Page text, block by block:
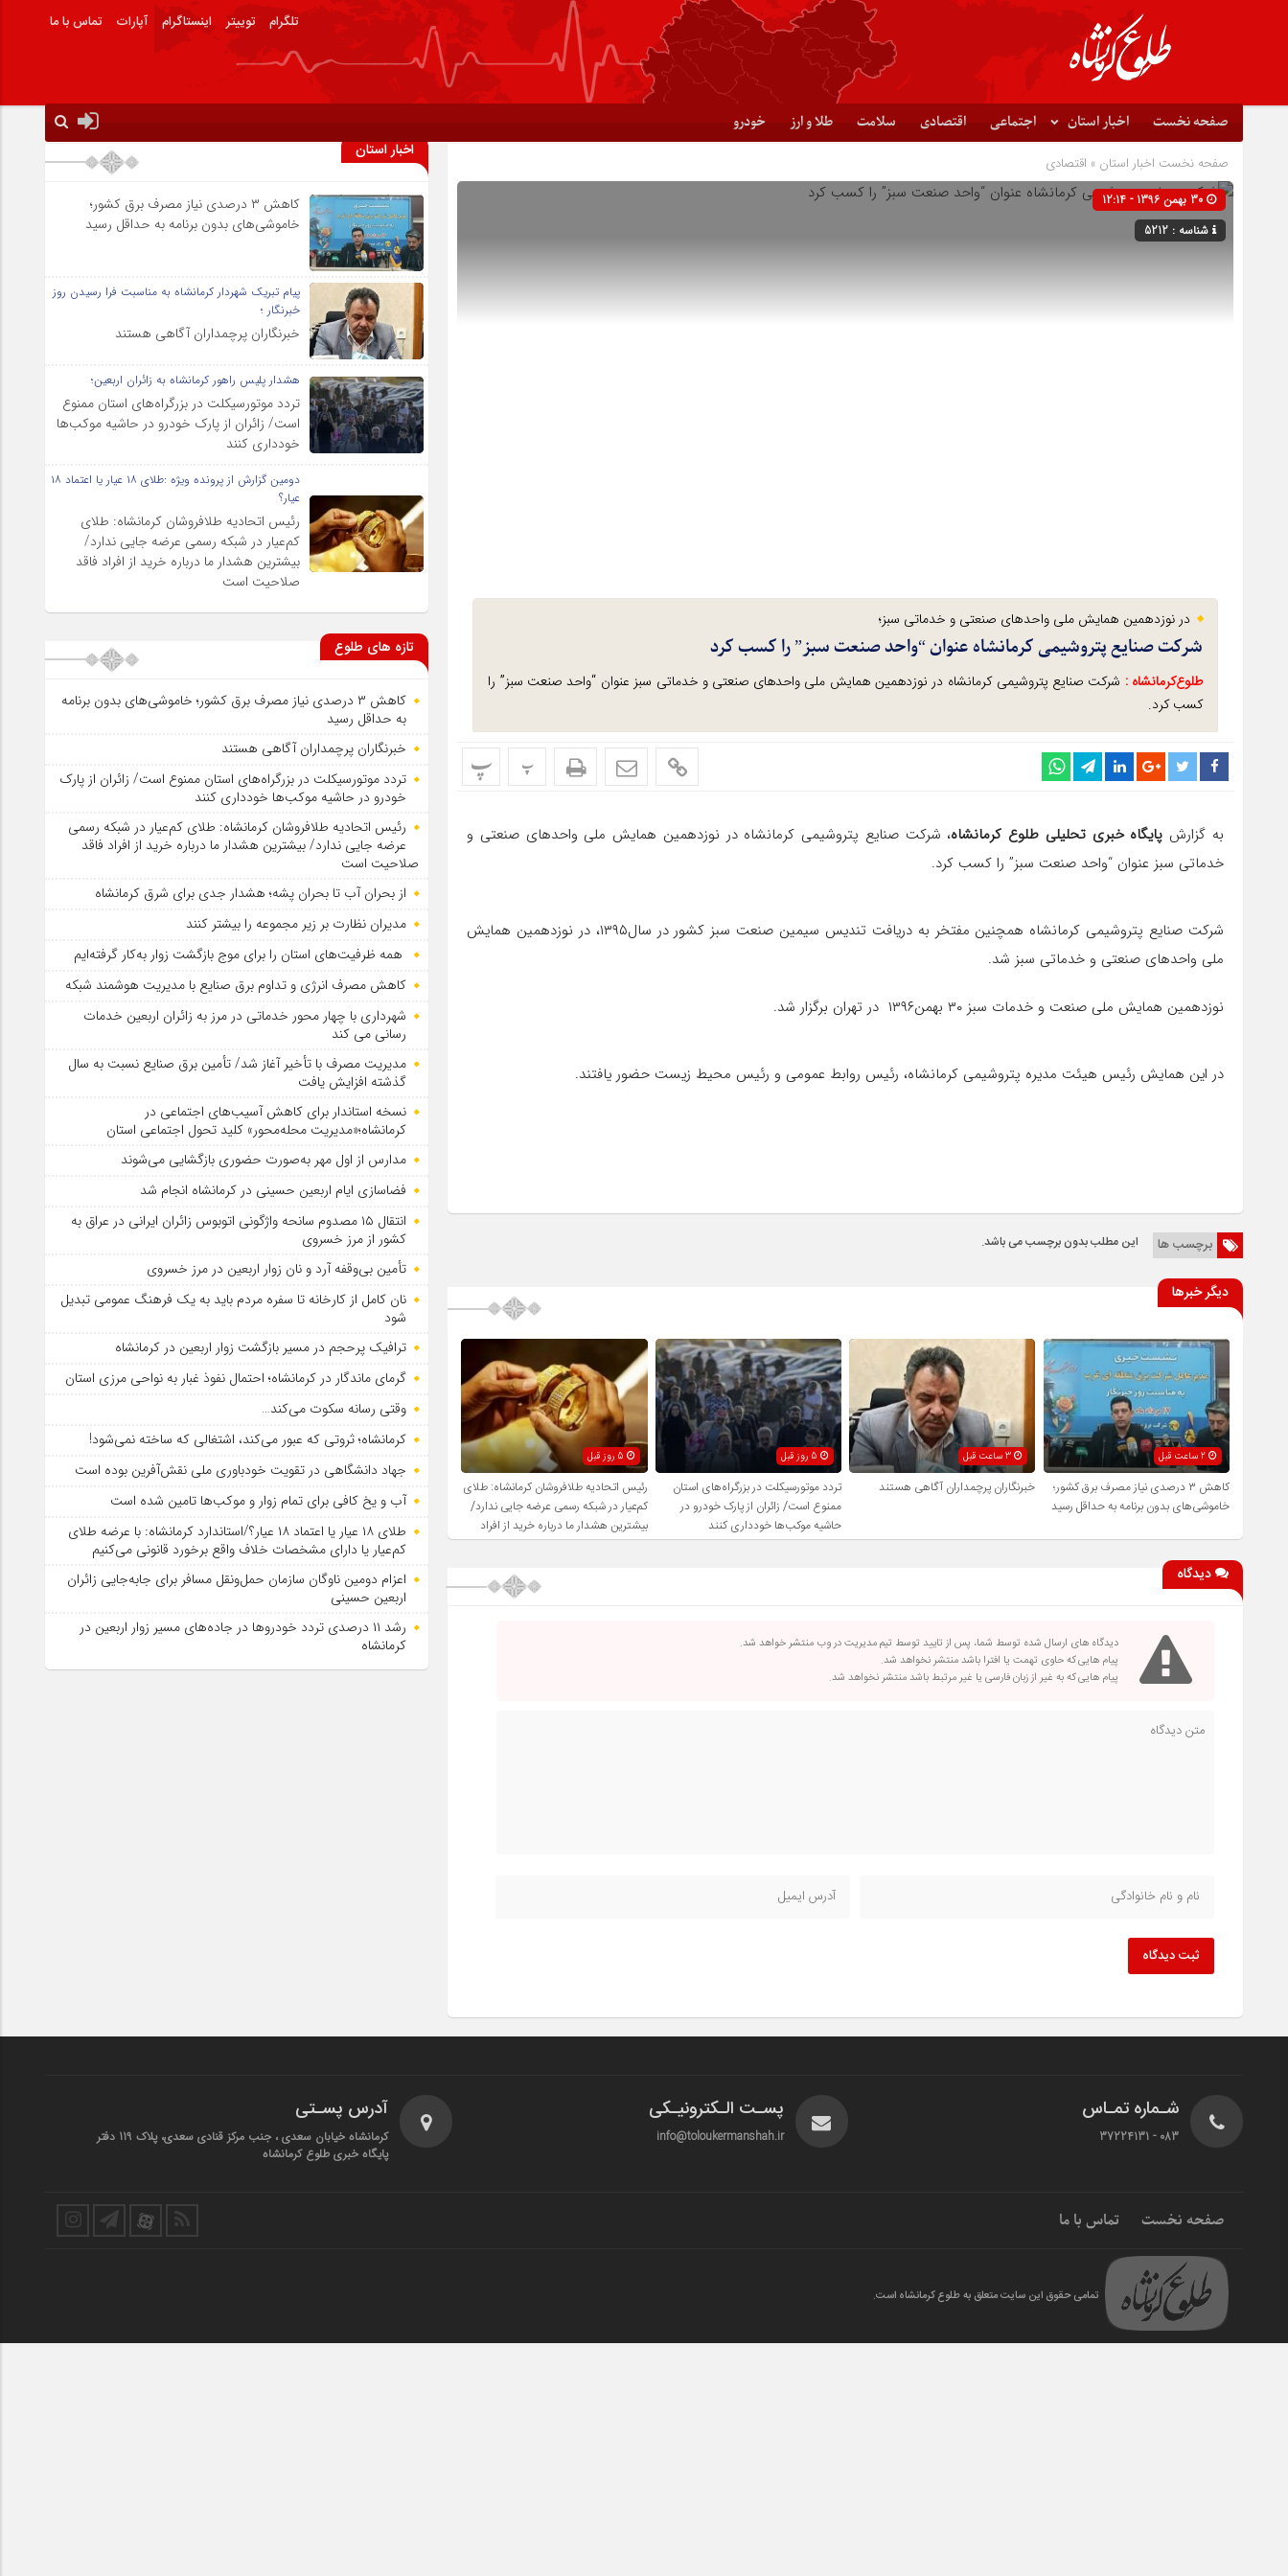
تلگرام توییتر اینستاگرام آپارات تماس با ما
صفحه نخست اخبار استان اجتماعی اقتصادی سلامت طلا و ارز خودرو
صفحه نخست اخبار استان » اقتصادی
شناسه : 5212
در نوزدهمین همایش ملی واحدهای صنعتی و خدماتی سبز؛
شرکت صنایع پتروشیمی کرمانشاه عنوان “واحد صنعت سبز” را کسب کرد
طلوع‌‌کرمانشاه : شرکت صنایع پتروشیمی کرمانشاه در نوزدهمین همایش ملی واحدهای صنعتی و خدماتی سبز عنوان “واحد صنعت سبز” را
کسب کرد.
پ پ
به گزارش پایگاه خبری تحلیلی طلوع کرمانشاه، شرکت صنایع پتروشیمی کرمانشاه در نوزدهمین همایش ملی واحدهای صنعتی و
خدماتی سبز عنوان “واحد صنعت سبز” را کسب کرد.
شرکت صنایع پتروشیمی کرمانشاه همچنین مفتخر به دریافت تندیس سیمین صنعت سبز کشور در سال۱۳۹۵، در نوزدهمین همایش
ملی واحدهای صنعتی و خدماتی سبز شد.
نوزدهمین همایش ملی صنعت و خدمات سبز ۳۰ بهمن۱۳۹۶ در تهران برگزار شد.
در این همایش رئیس هیئت مدیره پتروشیمی کرمانشاه، رئیس روابط عمومی و رئیس محیط زیست حضور یافتند.
برچسب ها این مطلب بدون برچسب می باشد.
دیگر خبرها
2 ساعت قبل
کاهش ۳ درصدی نیاز مصرف برق کشور؛
خاموشی‌های بدون برنامه به حداقل رسید
3 ساعت قبل
خبرنگاران پرچمداران آگاهی هستند
تردد موتورسیکلت در بزرگراه‌های استان
ممنوع است/ زائران از پارک خودرو در
حاشیه موکب‌ها خودداری کنند
رئیس اتحادیه طلافروشان کرمانشاه: طلای
کم‌عیار در شبکه رسمی عرضه جایی ندارد/
بیشترین هشدار ما درباره خرید از افراد
فاقد صلاحیت است
دیدگاه
دیدگاه های ارسال شده توسط شما، پس از تایید توسط تیم مدیریت در وب منتشر خواهد شد.
پیام هایی که حاوی تهمت یا افترا باشد منتشر نخواهد شد.
پیام هایی که به غیر از زبان فارسی یا غیر مرتبط باشد منتشر نخواهد شد.
ثبت دیدگاه
اخبار استان
کاهش ۳ درصدی نیاز مصرف برق کشور؛
خاموشی‌های بدون برنامه به حداقل رسید
پیام تبریک شهردار کرمانشاه به مناسبت فرا رسیدن روز
خبرنگار ؛
خبرنگاران پرچمداران آگاهی هستند
هشدار پلیس راهور کرمانشاه به زائران اربعین؛
تردد موتورسیکلت در بزرگراه‌های استان ممنوع
است/ زائران از پارک خودرو در حاشیه موکب‌ها
خودداری کنند
دومین گزارش از پرونده ویژه :طلای ۱۸ عیار یا اعتماد ۱۸
عیار؟
رئیس اتحادیه طلافروشان کرمانشاه: طلای
کم‌عیار در شبکه رسمی عرضه جایی ندارد/
بیشترین هشدار ما درباره خرید از افراد فاقد
صلاحیت است
تازه های طلوع
کاهش ۳ درصدی نیاز مصرف برق کشور؛ خاموشی‌های بدون برنامه
به حداقل رسید
خبرنگاران پرچمداران آگاهی هستند
تردد موتورسیکلت در بزرگراه‌های استان ممنوع است/ زائران از پارک
خودرو در حاشیه موکب‌ها خودداری کنند
رئیس اتحادیه طلافروشان کرمانشاه: طلای کم‌عیار در شبکه رسمی
عرضه جایی ندارد/ بیشترین هشدار ما درباره خرید از افراد فاقد
صلاحیت است
از بحران آب تا بحران پشه؛ هشدار جدی برای شرق کرمانشاه
مدیران نظارت بر زیر مجموعه را بیشتر کنند
همه ظرفیت‌های استان را برای موج بازگشت زوار به‌کار گرفته‌ایم
کاهش مصرف انرژی و تداوم برق صنایع با مدیریت هوشمند شبکه
شهرداری با چهار محور خدماتی در مرز به زائران اربعین خدمات
رسانی می کند
مدیریت مصرف با تأخیر آغاز شد/ تأمین برق صنایع نسبت به سال
گذشته افزایش یافت
نسخه استاندار برای کاهش آسیب‌های اجتماعی در
کرمانشاه؛«مدیریت محله‌محور» کلید تحول اجتماعی استان
مدارس از اول مهر به‌صورت حضوری بازگشایی می‌شوند
فضاسازی ایام اربعین حسینی در کرمانشاه انجام شد
انتقال ۱۵ مصدوم سانحه واژگونی اتوبوس زائران ایرانی در عراق به
کشور از مرز خسروی
تأمین بی‌وقفه آرد و نان زوار اربعین در مرز خسروی
نان کامل از کارخانه تا سفره مردم باید به یک فرهنگ عمومی تبدیل
شود
ترافیک پرحجم در مسیر بازگشت زوار اربعین در کرمانشاه
گرمای ماندگار در کرمانشاه؛ احتمال نفوذ غبار به نواحی مرزی استان
وقتی رسانه سکوت می‌کند…
کرمانشاه؛ ثروتی که عبور می‌کند، اشتغالی که ساخته نمی‌شود!
جهاد دانشگاهی در تقویت خودباوری ملی نقش‌آفرین بوده است
آب و یخ کافی برای تمام زوار و موکب‌ها تامین شده است
طلای ۱۸ عیار یا اعتماد ۱۸ عیار؟/استاندارد کرمانشاه: با عرضه طلای
کم‌عیار یا دارای مشخصات خلاف واقع برخورد قانونی می‌کنیم
اعزام دومین ناوگان سازمان حمل‌ونقل مسافر برای جابه‌جایی زائران
اربعین حسینی
رشد ۱۱ درصدی تردد خودروها در جاده‌های مسیر زوار اربعین در
کرمانشاه
شـماره تمـاس
083 - 37224131
پسـت الـکترونیـکی
info@toloukermanshah.ir
آدرس پسـتی
کرمانشاه خیابان سعدی ، جنب مرکز قنادی سعدی، پلاک 119 دفتر
پایگاه خبری طلوع کرمانشاه
صفحه نخست تماس با ما
تمامی حقوق این سایت متعلق به طلوع کرمانشاه است.